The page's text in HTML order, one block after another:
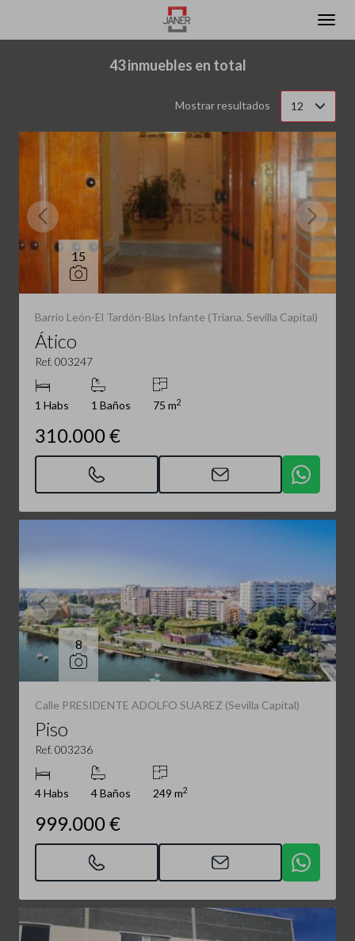
43 inmuebles en total
Mostrar resultados 12
15
Barrio León-El Tardón-Blas Infante (Triana. Sevilla Capital)
Ático
Ref. 003247
1 Habs 1 Baños 75 m2
310.000 €
8
Calle PRESIDENTE ADOLFO SUAREZ (Sevilla Capital)
Piso
Ref. 003236
4 Habs 4 Baños 249 m2
999.000 €